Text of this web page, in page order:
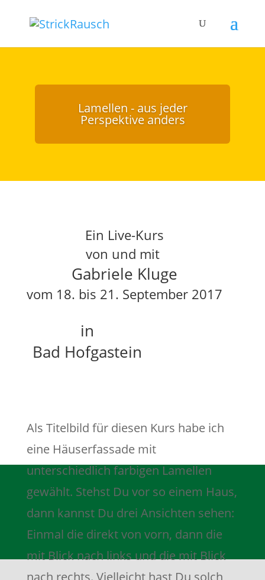
Lamellen - aus jeder
Perspektive anders
Ein Live-Kurs
von und mit
Gabriele Kluge
vom 18. bis 21. September 2017
in
Bad Hofgastein
Als Titelbild für diesen Kurs habe ich
eine Häuserfassade mit
unterschiedlich farbigen Lamellen
gewählt. Stehst Du vor so einem Haus,
dann kannst Du drei Ansichten sehen:
Einmal die direkt von vorn, dann die
mit Blick nach links und die mit Blick
nach rechts. Vielleicht hast Du solch